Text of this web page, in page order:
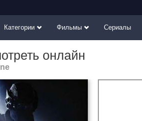
Категории Фильмы Сериалы
онлайн